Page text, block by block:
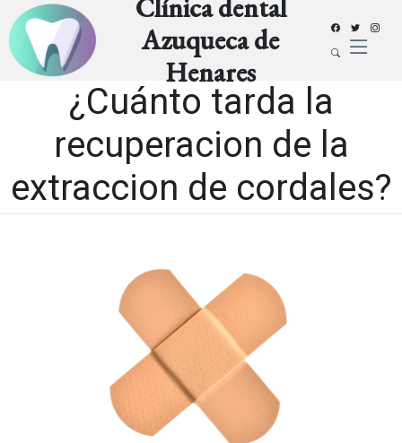
Clínica dental
Azuqueca de
Henares
¿Cuánto tarda la
recuperacion de la
extraccion de cordales?